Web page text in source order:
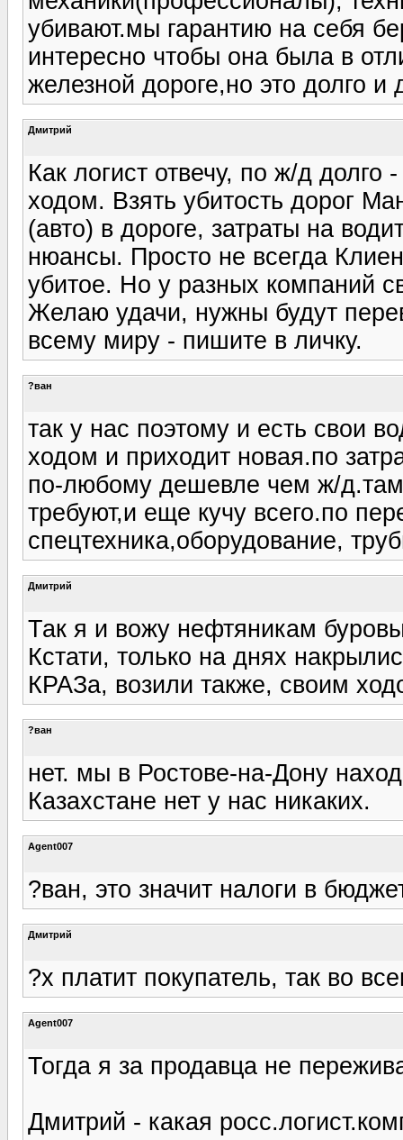
убивают.мы гарантию на себя
интересно чтобы она была в
железной дороге,но это долго и
Дмитрий
Как логист отвечу, по ж/д
ходом. Взять убитость дорог
(авто) в дороге, затраты на
нюансы. Просто не всегда
убитое. Но у разных компаний
Желаю удачи, нужны будут
всему миру - пишите в личку.
?ван
так у нас поэтому и есть свои
ходом и приходит новая.по
по-любому дешевле чем ж/д.там
требуют,и еще кучу всего.по
спецтехника,оборудование,
Дмитрий
Так я и вожу нефтяникам
Кстати, только на днях
КРАЗа, возили также, своим
?ван
нет. мы в Ростове-на-Дону
Казахстане нет у нас никаких.
Agent007
?ван, это значит налоги в
Дмитрий
?х платит покупатель, так во
Agent007
Тогда я за продавца не
Дмитрий - какая